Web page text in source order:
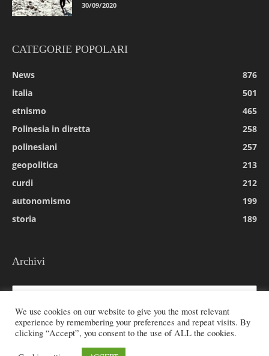
30/09/2020
CATEGORIE POPOLARI
News
876
italia
501
etnismo
465
Polinesia in diretta
258
polinesiani
257
geopolitica
213
curdi
212
autonomismo
199
storia
189
Archivi
Archivi
© 2026 All rights reserved - Etnie -
We use cookies on our website to give you the most relevant
experience by remembering your preferences and repeat visits. By
clicking “Accept”, you consent to the use of ALL the cookies.